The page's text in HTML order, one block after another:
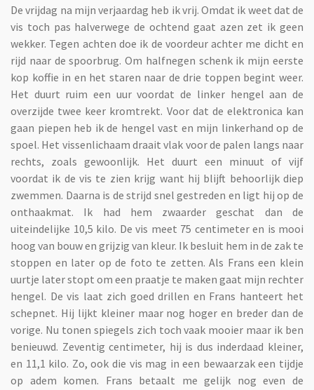
De vrijdag na mijn verjaardag heb ik vrij. Omdat ik weet dat de
vis toch pas halverwege de ochtend gaat azen zet ik geen
wekker. Tegen achten doe ik de voordeur achter me dicht en
rijd naar de spoorbrug. Om halfnegen schenk ik mijn eerste
kop koffie in en het staren naar de drie toppen begint weer.
Het duurt ruim een uur voordat de linker hengel aan de
overzijde twee keer kromtrekt. Voor dat de elektronica kan
gaan piepen heb ik de hengel vast en mijn linkerhand op de
spoel. Het vissenlichaam draait vlak voor de palen langs naar
rechts, zoals gewoonlijk. Het duurt een minuut of vijf
voordat ik de vis te zien krijg want hij blijft behoorlijk diep
zwemmen. Daarna is de strijd snel gestreden en ligt hij op de
onthaakmat. Ik had hem zwaarder geschat dan de
uiteindelijke 10,5 kilo. De vis meet 75 centimeter en is mooi
hoog van bouw en grijzig van kleur. Ik besluit hem in de zak te
stoppen en later op de foto te zetten. Als Frans een klein
uurtje later stopt om een praatje te maken gaat mijn rechter
hengel. De vis laat zich goed drillen en Frans hanteert het
schepnet. Hij lijkt kleiner maar nog hoger en breder dan de
vorige. Nu tonen spiegels zich toch vaak mooier maar ik ben
benieuwd. Zeventig centimeter, hij is dus inderdaad kleiner,
en 11,1 kilo. Zo, ook die vis mag in een bewaarzak een tijdje
op adem komen. Frans betaalt me gelijk nog even de